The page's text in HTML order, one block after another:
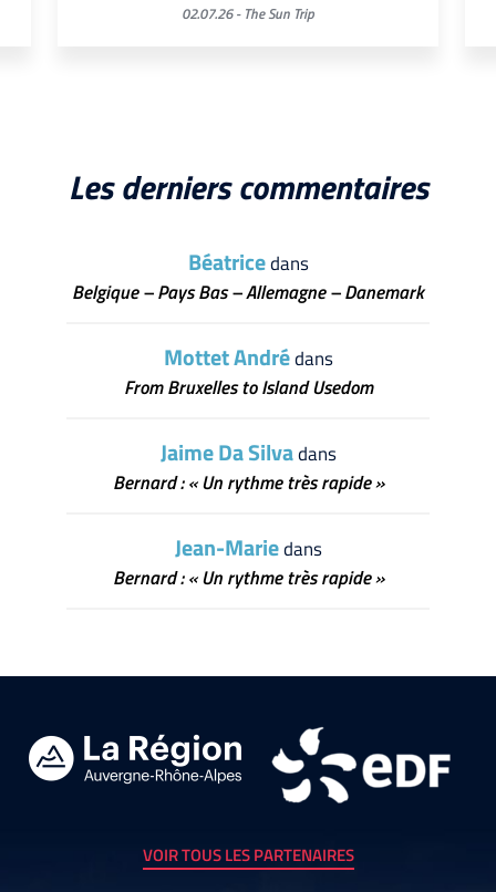
02.07.26 - The Sun Trip
Les derniers commentaires
Béatricedans
Belgique – Pays Bas – Allemagne – Danemark
Mottet Andrédans
From Bruxelles to Island Usedom
Jaime Da Silvadans
Bernard : « Un rythme très rapide »
Jean-Mariedans
Bernard : « Un rythme très rapide »
VOIR TOUS LES PARTENAIRES